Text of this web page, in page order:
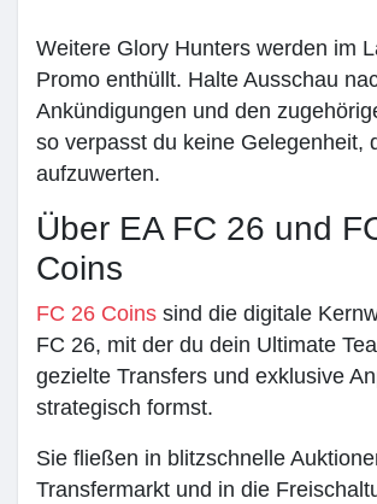
Weitere Glory Hunters werden im
Promo enthüllt. Halte Ausschau
Ankündigungen und den
so verpasst du keine Gelegenheit,
aufzuwerten.
Über EA FC 26 und
Coins
FC 26 Coins sind die digitale
FC 26, mit der du dein Ultimate
gezielte Transfers und exklusive
strategisch formst.
Sie fließen in blitzschnelle
Transfermarkt und in die